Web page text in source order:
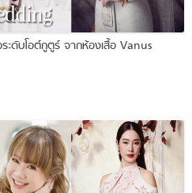
ะดับโอต์กูตูร์ จากห้องเสื้อ Vanus